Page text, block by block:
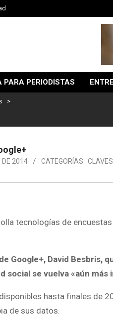
PARA PERIODISTAS
>
Lo mejor del
DE 2014 CATEGORÍAS: CLAVES
tecnologías de
Google+, David Besbris,
social se vuelva «aún más
hasta finales de
de sus datos.